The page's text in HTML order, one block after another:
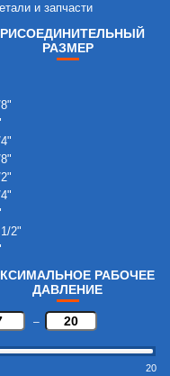
и запчасти
РАЗМЕР
2"
РАБОЧЕЕ
ДАВЛЕНИЕ
–
20